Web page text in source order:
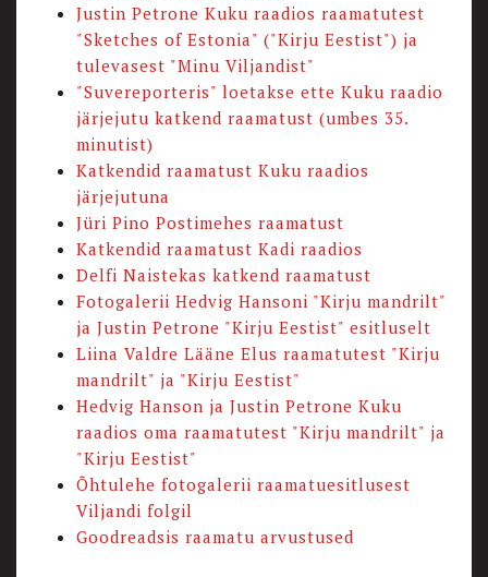
Justin Petrone Kuku raadios raamatutest
"Sketches of Estonia" ("Kirju Eestist") ja
tulevasest "Minu Viljandist"
"Suvereporteris" loetakse ette Kuku raadio
järjejutu katkend raamatust (umbes 35.
minutist)
Katkendid raamatust Kuku raadios
järjejutuna
Jüri Pino Postimehes raamatust
Katkendid raamatust Kadi raadios
Delfi Naistekas katkend raamatust
Fotogalerii Hedvig Hansoni "Kirju mandrilt"
ja Justin Petrone "Kirju Eestist" esitluselt
Liina Valdre Lääne Elus raamatutest "Kirju
mandrilt" ja "Kirju Eestist"
Hedvig Hanson ja Justin Petrone Kuku
raadios oma raamatutest "Kirju mandrilt" ja
"Kirju Eestist"
Õhtulehe fotogalerii raamatuesitlusest
Viljandi folgil
Goodreadsis raamatu arvustused